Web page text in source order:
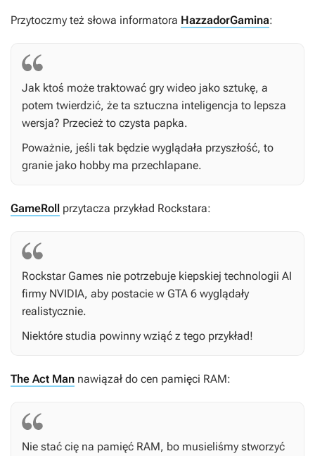
Przytoczmy też słowa informatora HazzadorGamina:
Jak ktoś może traktować gry wideo jako sztukę, a
potem twierdzić, że ta sztuczna inteligencja to lepsza
wersja? Przecież to czysta papka.
Poważnie, jeśli tak będzie wyglądała przyszłość, to
granie jako hobby ma przechlapane.
GameRoll przytacza przykład Rockstara:
Rockstar Games nie potrzebuje kiepskiej technologii AI
firmy NVIDIA, aby postacie w GTA 6 wyglądały
realistycznie.
Niektóre studia powinny wziąć z tego przykład!
The Act Man nawiązał do cen pamięci RAM:
Nie stać cię na pamięć RAM, bo musieliśmy stworzyć